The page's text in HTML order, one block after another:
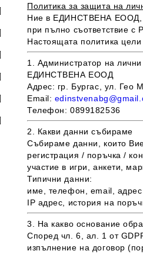
Политика за защита на
Ние в ЕДИНСТВЕНА ЕООД
при пълно съответствие с
Настоящата политика
1. Администратор на
ЕДИНСТВЕНА ЕООД
Адрес: гр. Бургас, ул. Гео
Email:
Телефон: 0899182536
2. Какви данни събираме
Събираме данни, които
регистрация / поръчка /
участие в игри, анкети,
Типични данни:
име, телефон, email, адрес
IP адрес, история на
3. На какво основание
Според чл. 6, ал. 1 от
изпълнение на договор